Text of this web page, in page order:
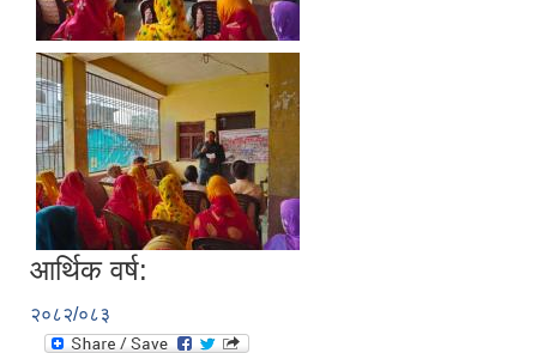
आर्थिक वर्ष:
२०८२/०८३